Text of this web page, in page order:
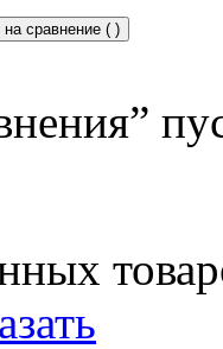
сравнение ( )